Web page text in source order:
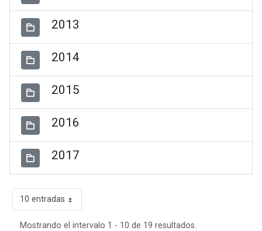
2013
2014
2015
2016
2017
10 entradas
Mostrando el intervalo 1 - 10 de 19 resultados.